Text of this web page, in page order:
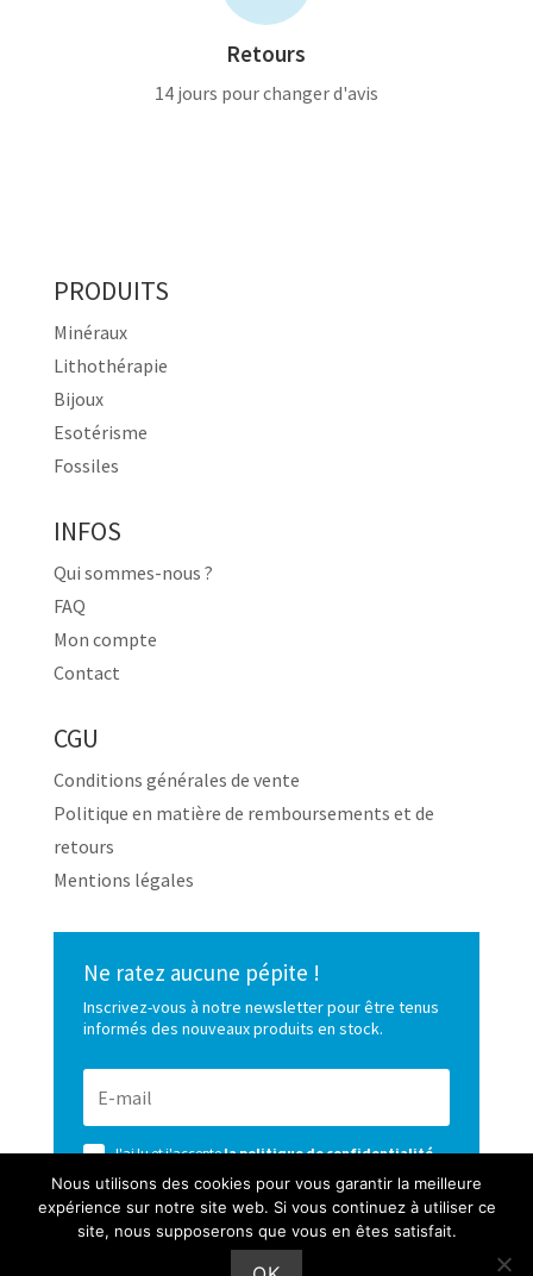
Retours
14 jours pour changer d'avis
PRODUITS
Minéraux
Lithothérapie
Bijoux
Esotérisme
Fossiles
INFOS
Qui sommes-nous ?
FAQ
Mon compte
Contact
CGU
Conditions générales de vente
Politique en matière de remboursements et de
retours
Mentions légales
Ne ratez aucune pépite !
Inscrivez-vous à notre newsletter pour être tenus
informés des nouveaux produits en stock.
J'ai lu et j'acceptela politique de confidentialité
de ce site
S’ABONNER
Nous utilisons des cookies pour vous garantir la meilleure
expérience sur notre site web. Si vous continuez à utiliser ce
site, nous supposerons que vous en êtes satisfait.